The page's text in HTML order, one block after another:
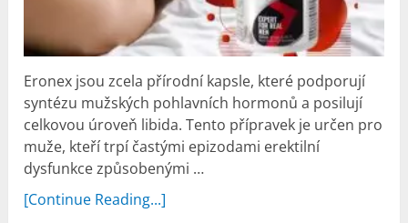
Eronex jsou zcela přírodní kapsle, které podporují
syntézu mužských pohlavních hormonů a posilují
celkovou úroveň libida. Tento přípravek je určen pro
muže, kteří trpí častými epizodami erektilní
dysfunkce způsobenými …
[Continue Reading...]